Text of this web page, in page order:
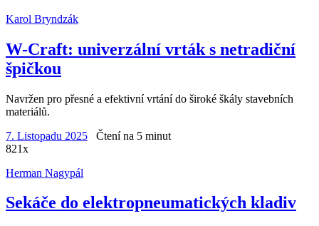
Karol Bryndzák
W-Craft: univerzální vrták s netradiční
špičkou
Navržen pro přesné a efektivní vrtání do široké škály stavebních
materiálů.
7. Listopadu 2025
Čtení na 5 minut
821x
Herman Nagypál
Sekáče do elektropneumatických kladiv